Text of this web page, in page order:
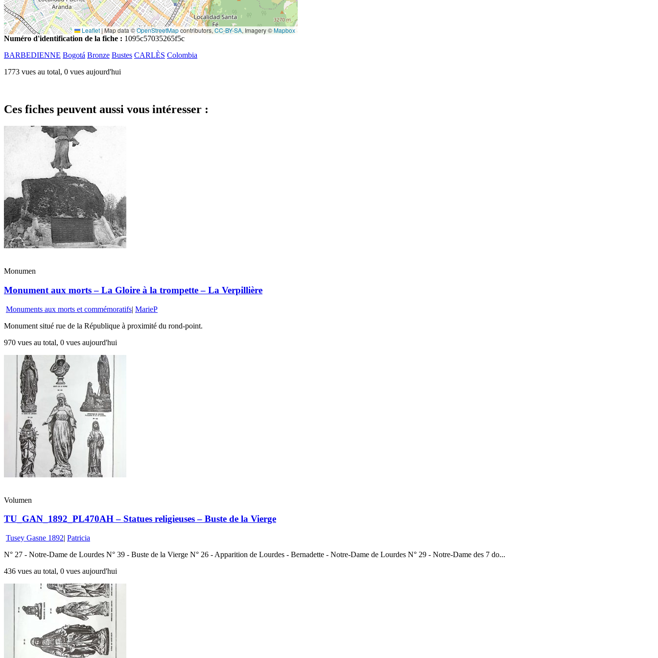
Leaflet |Map data ©OpenStreetMapcontributors,CC-BY-SA, Imagery ©Mapbox
Numéro d'identification de la fiche : 1095c57035265f5c
BARBEDIENNE Bogotá Bronze Bustes CARLÈS Colombia
1773 vues au total, 0 vues aujourd'hui
Ces fiches peuvent aussi vous intéresser :
Monumen
Monument aux morts – La Gloire à la trompette – La Verpillière
Monuments aux morts et commémoratifs| MarieP
Monument situé rue de la République à proximité du rond-point.
970 vues au total, 0 vues aujourd'hui
Volumen
TU_GAN_1892_PL470AH – Statues religieuses – Buste de la Vierge
Tusey Gasne 1892| Patricia
N° 27 - Notre-Dame de Lourdes N° 39 - Buste de la Vierge N° 26 - Apparition de Lourdes - Bernadette - Notre-Dame de Lourdes N° 29 - Notre-Dame des 7 do...
436 vues au total, 0 vues aujourd'hui